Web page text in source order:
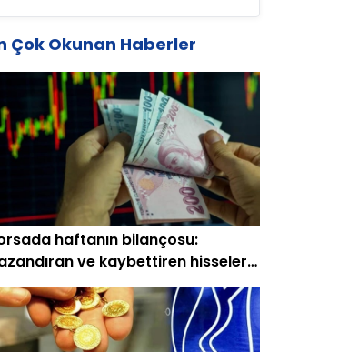
Çok Okunan Haberler
haftanın bilançosu:
ve kaybettiren hisseler
19 Haziran)